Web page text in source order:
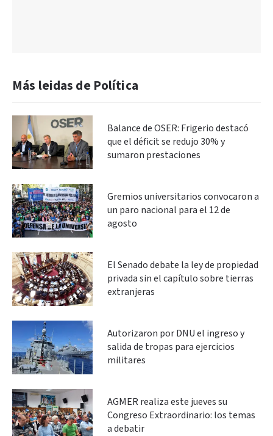
Más leidas de Política
Balance de OSER: Frigerio destacó
que el déficit se redujo 30% y
sumaron prestaciones
Gremios universitarios convocaron a
un paro nacional para el 12 de
agosto
El Senado debate la ley de propiedad
privada sin el capítulo sobre tierras
extranjeras
Autorizaron por DNU el ingreso y
salida de tropas para ejercicios
militares
AGMER realiza este jueves su
Congreso Extraordinario: los temas
a debatir